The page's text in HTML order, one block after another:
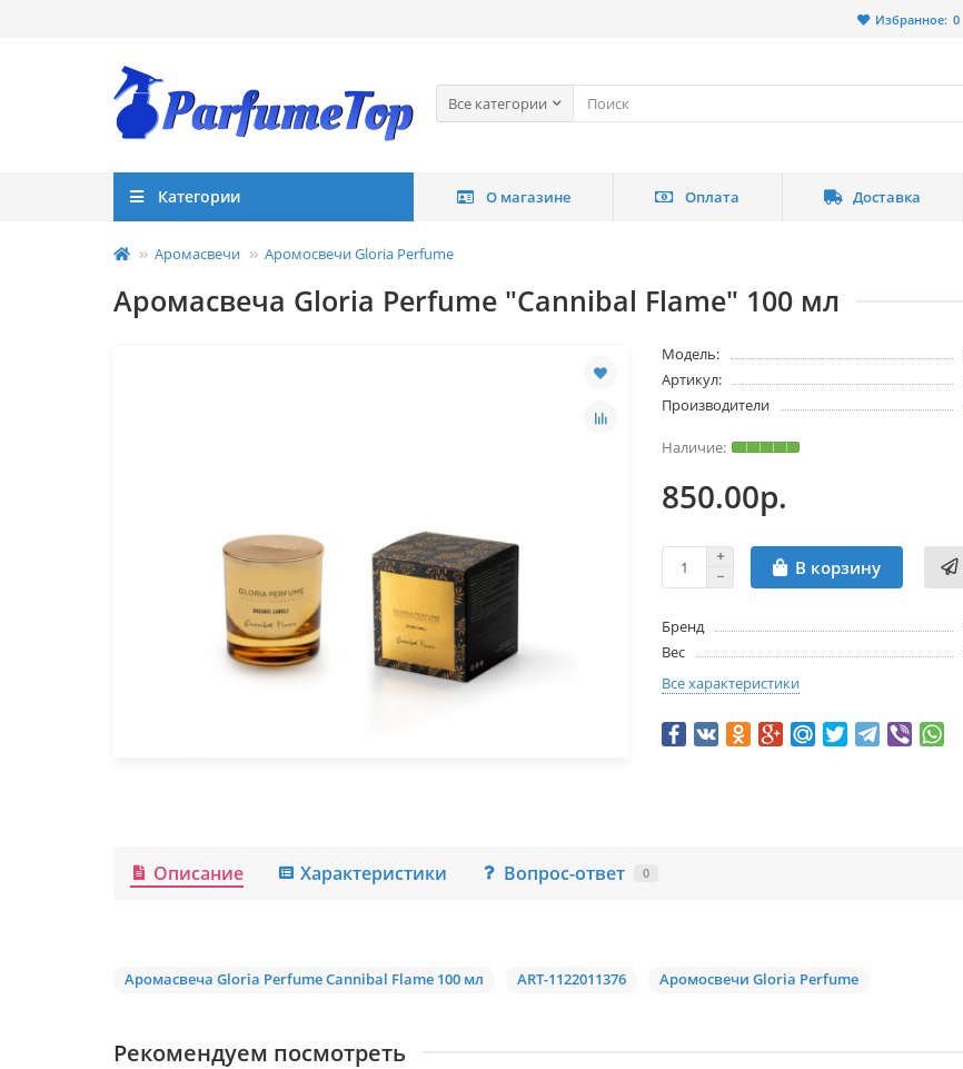
Избранное: 0
Все категории
Категории О магазине Оплата Доставка
Аромасвечи Аромосвечи Gloria Perfume
Аромасвеча Gloria Perfume "Cannibal Flame" 100 мл
Модель:
Артикул:
Производители
850.00р.
В корзину
Бренд
Вес
Все характеристики
Описание Характеристики Вопрос-ответ 0
Аромасвеча Gloria Perfume Cannibal Flame 100 мл ART-1122011376 Аромосвечи Gloria Perfume
Рекомендуем посмотреть